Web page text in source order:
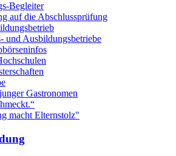
Begleiter
auf die Abschlussprüfung
und Ausbildungsbetriebe
Gastronomen
macht Elternstolz"